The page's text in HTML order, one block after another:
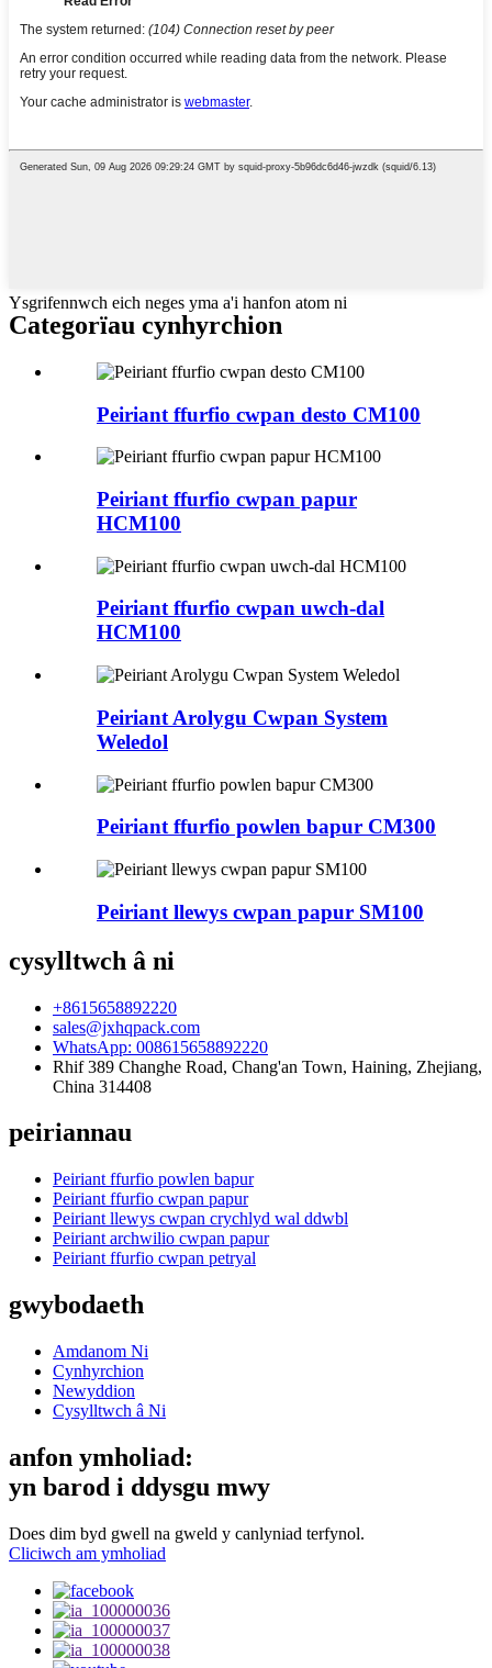
Ysgrifennwch eich neges yma a'i hanfon atom ni
Categorïau cynhyrchion
Peiriant ffurfio cwpan desto CM100
Peiriant ffurfio cwpan papur
HCM100
Peiriant ffurfio cwpan uwch-dal
HCM100
Peiriant Arolygu Cwpan System
Weledol
Peiriant ffurfio powlen bapur CM300
Peiriant llewys cwpan papur SM100
cysylltwch â ni
+8615658892220
sales@jxhqpack.com
WhatsApp: 008615658892220
Rhif 389 Changhe Road, Chang'an Town, Haining, Zhejiang,
China 314408
peiriannau
Peiriant ffurfio powlen bapur
Peiriant ffurfio cwpan papur
Peiriant llewys cwpan crychlyd wal ddwbl
Peiriant archwilio cwpan papur
Peiriant ffurfio cwpan petryal
gwybodaeth
Amdanom Ni
Cynhyrchion
Newyddion
Cysylltwch â Ni
anfon ymholiad:
yn barod i ddysgu mwy
Does dim byd gwell na gweld y canlyniad terfynol.
Cliciwch am ymholiad